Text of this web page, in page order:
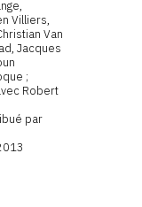
Villiers,
Van
Jacques
;
Robert
par